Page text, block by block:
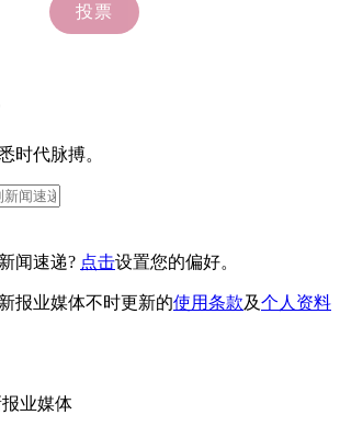
时代脉搏。
闻速递? 点击设置您的偏好。
报业媒体不时更新的使用条款及个人资料
业媒体